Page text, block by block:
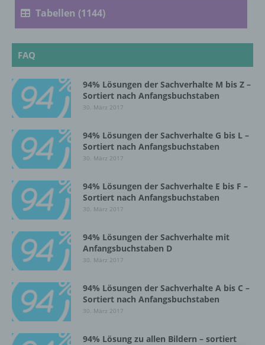
Tabellen (1144)
FAQ
94% Lösungen der Sachverhalte M bis Z –
Sortiert nach Anfangsbuchstaben
30. März 2017
94% Lösungen der Sachverhalte G bis L –
Sortiert nach Anfangsbuchstaben
30. März 2017
94% Lösungen der Sachverhalte E bis F –
Sortiert nach Anfangsbuchstaben
30. März 2017
94% Lösungen der Sachverhalte mit
Anfangsbuchstaben D
30. März 2017
94% Lösungen der Sachverhalte A bis C –
Sortiert nach Anfangsbuchstaben
30. März 2017
94% Lösung zu allen Bildern – sortiert
c) Verarbeitung
automatisierter Verfahren ausgeführte
Vorgang oder jede solche Vorgangsreihe im
Zusammenhang mit personenbezogenen
Daten wie das Erheben, das Erfassen, die
Organisation, das Ordnen, die Speicherung,
die Anpassung oder Veränderung, das
Auslesen, das Abfragen, die Verwendung,
die Offenlegung durch Übermittlung,
Verbreitung oder eine andere Form der
Verknüpfung, die Einschränkung, das
Löschen oder die Vernichtung.
d) Einschränkung der Verarbeitung
Einschränkung der Verarbeitung ist die
personenbezogener Daten mit dem Ziel, ihre
künftige Verarbeitung einzuschränken.
e) Profiling